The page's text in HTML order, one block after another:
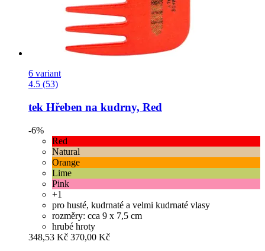
6 variant
4.5 (53)
tek Hřeben na kudrny, Red
-6%
Red
Natural
Orange
Lime
Pink
+1
pro husté, kudrnaté a velmi kudrnaté vlasy
rozměry: cca 9 x 7,5 cm
hrubé hroty
348,53 Kč 370,00 Kč